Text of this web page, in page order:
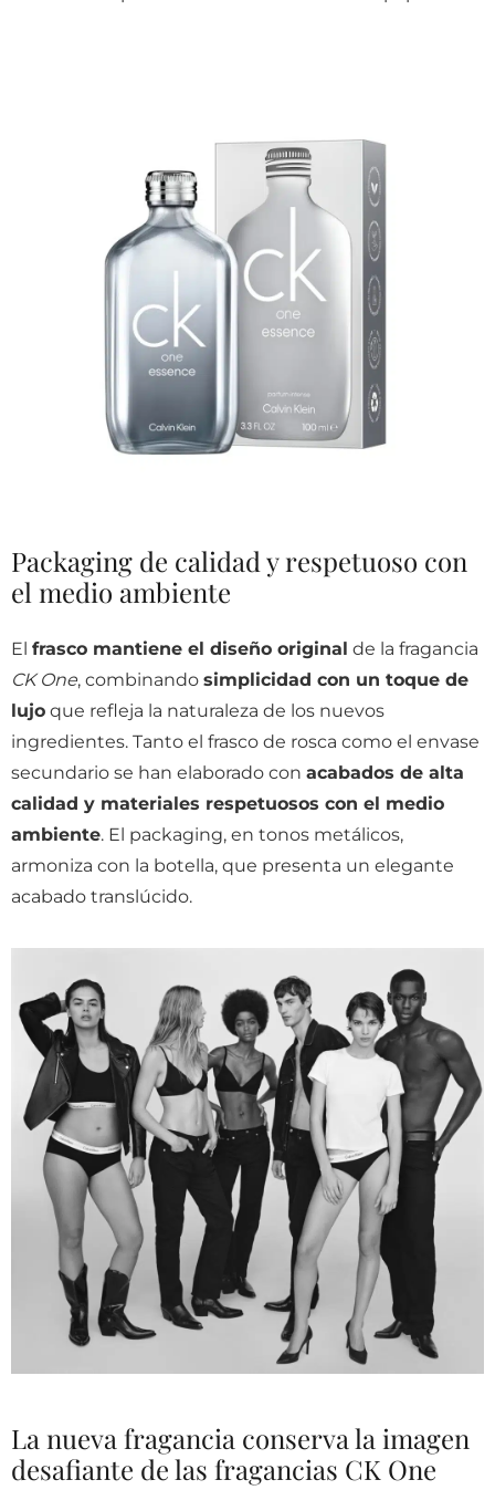
Packaging de calidad y respetuoso con
el medio ambiente
El frasco mantiene el diseño original de la fragancia
CK One, combinando simplicidad con un toque de
lujo que refleja la naturaleza de los nuevos
ingredientes. Tanto el frasco de rosca como el envase
secundario se han elaborado con acabados de alta
calidad y materiales respetuosos con el medio
ambiente. El packaging, en tonos metálicos,
armoniza con la botella, que presenta un elegante
acabado translúcido.
La nueva fragancia conserva la imagen
desafiante de las fragancias CK One